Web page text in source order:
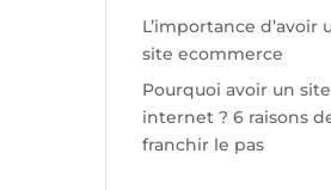
L’importance d’avoir
site ecommerce
Pourquoi avoir un site
internet ? 6 raisons
franchir le pas